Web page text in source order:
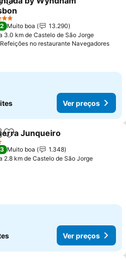
Adicionar aos favoritos
preços
Muito boa
13.290
3.0 km de Castelo de São Jorge
Refeições no restaurante NavegadoresVer
Ver preços
Adicionar aos favoritos
Junqueiro
Muito boa
1.348
2.8 km de Castelo de São Jorge
Ver preços